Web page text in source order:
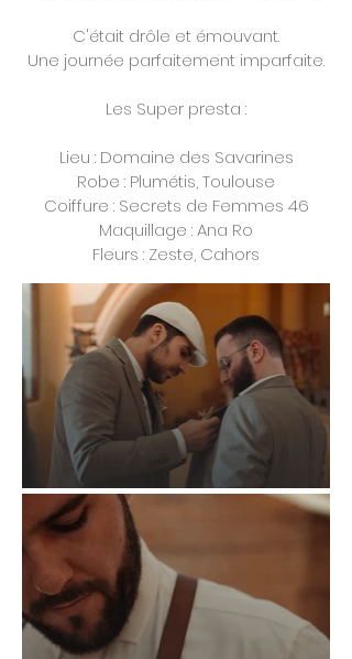
C'était drôle et émouvant.
Une journée parfaitement imparfaite.
Les Super presta :
Lieu : Domaine des Savarines
Robe : Plumétis, Toulouse
Coiffure : Secrets de Femmes 46
Maquillage : Ana Ro
Fleurs : Zeste, Cahors